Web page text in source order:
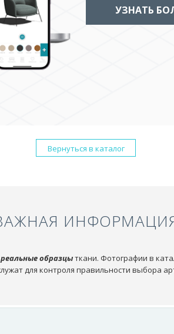
УЗНАТЬ
Вернуться в каталог
образцыткани. Фотографии в
для контроля правильности выбора